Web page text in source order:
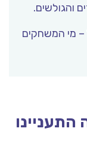
והגולשים.
מי המשחקים